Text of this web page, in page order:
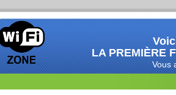
LA PREMIÈRE
Vous